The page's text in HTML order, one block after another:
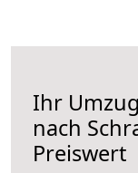
Ihr
nach
Preiswert